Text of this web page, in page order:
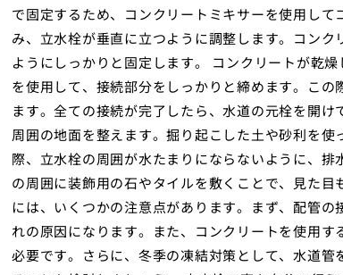
で固定するため、コンクリートミキサーを使用し
み、立水栓が垂直に立つように調整します。コン
ようにしっかりと固定します。 コンクリートが乾
を使用して、接続部分をしっかりと締めます。こ
ます。全ての接続が完了したら、水道の元栓を開け
周囲の地面を整えます。掘り起こした土や砂利を
際、立水栓の周囲が水たまりにならないように、
の周囲に装飾用の石やタイルを敷くことで、見た
には、いくつかの注意点があります。まず、配管
れの原因になります。また、コンクリートを使用
必要です。さらに、冬季の凍結対策として、水道